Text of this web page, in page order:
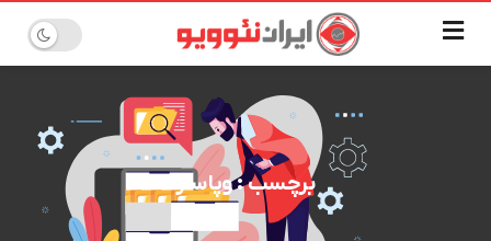
برچسب : وپاسار